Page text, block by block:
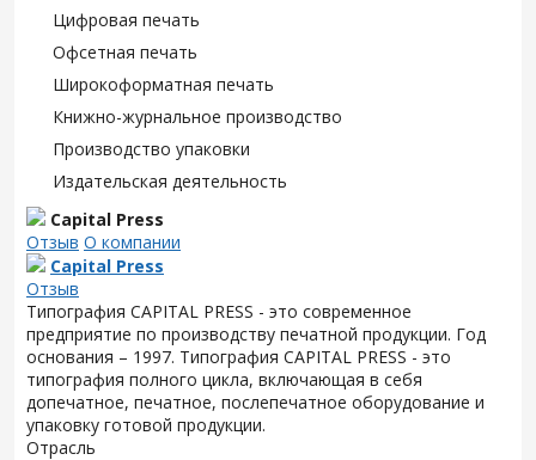
Цифровая печать
Офсетная печать
Широкоформатная печать
Книжно-журнальное производство
Производство упаковки
Издательская деятельность
Capital Press
Отзыв О компании
Capital Press
Отзыв
Типография CAPITAL PRESS - это современное
предприятие по производству печатной продукции. Год
основания – 1997. Типография CAPITAL PRESS - это
типография полного цикла, включающая в себя
допечатное, печатное, послепечатное оборудование и
упаковку готовой продукции.
Отрасль